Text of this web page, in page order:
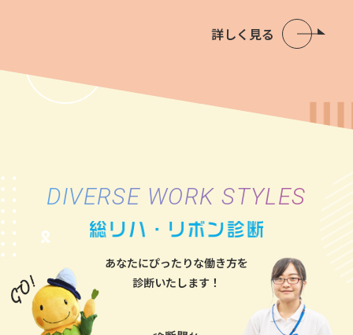
詳しく見る
DIVERSE WORK STYLES
あなたにぴったりな働き方を
診断いたします！